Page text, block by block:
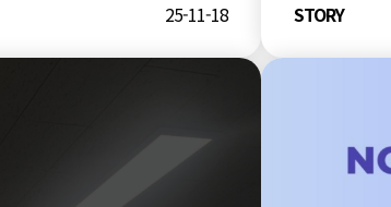
25-11-18 STORY